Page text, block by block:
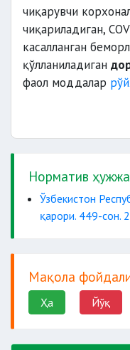
чиқарувчи
чиқариладиган,
касалланган
қўлланиладиган
фаол моддалар
Норматив
Ўзбекистон
қарори. 449-сон.
Мақола
Ҳа Йўқ